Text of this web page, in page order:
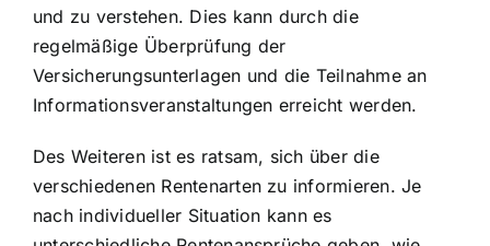
und zu verstehen. Dies kann durch die
regelmäßige Überprüfung der
Versicherungsunterlagen und die Teilnahme an
Informationsveranstaltungen erreicht werden.
Des Weiteren ist es ratsam, sich über die
verschiedenen Rentenarten zu informieren. Je
nach individueller Situation kann es